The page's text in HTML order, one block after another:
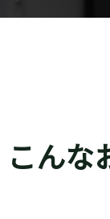
こんな